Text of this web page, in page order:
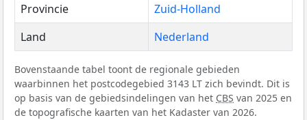
Provincie
Zuid-Holland
Land
Nederland
Bovenstaande tabel toont de regionale gebieden
waarbinnen het postcodegebied 3143 LT zich bevindt. Dit is
op basis van de gebiedsindelingen van het CBS van 2025 en
de topografische kaarten van het Kadaster van 2026.